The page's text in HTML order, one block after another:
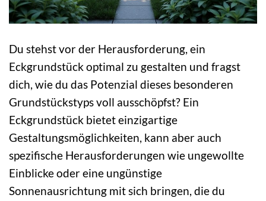
Du stehst vor der Herausforderung, ein
Eckgrundstück optimal zu gestalten und fragst
dich, wie du das Potenzial dieses besonderen
Grundstückstyps voll ausschöpfst? Ein
Eckgrundstück bietet einzigartige
Gestaltungsmöglichkeiten, kann aber auch
spezifische Herausforderungen wie ungewollte
Einblicke oder eine ungünstige
Sonnenausrichtung mit sich bringen, die du